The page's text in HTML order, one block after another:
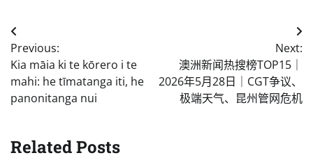
Post
navigation
Previous:
Kia māia ki te kōrero i te
mahi: he tīmatanga iti, he
panonitanga nui
Next:
澳洲新闻热搜榜TOP15｜
2026年5月28日｜CGT争议、
极端天气、昆州管网危机
Related Posts